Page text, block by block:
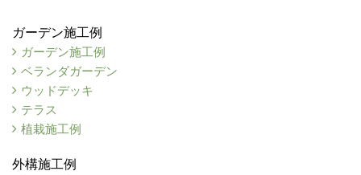
ガーデン施工例
ガーデン施工例
ベランダガーデン
ウッドデッキ
テラス
植栽施工例
外構施工例